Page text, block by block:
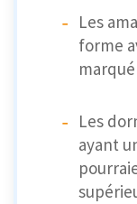
Les
forme
marqué
Les
ayant